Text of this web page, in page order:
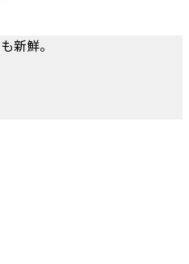
新鮮。